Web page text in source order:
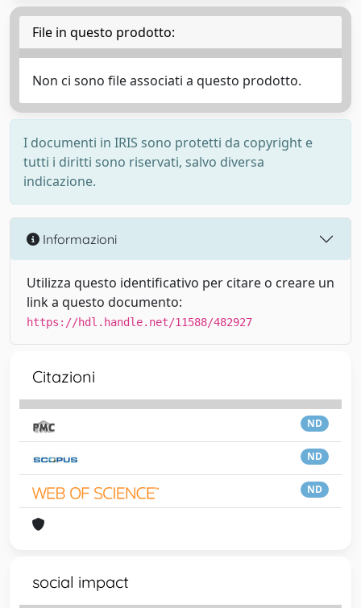
File in questo prodotto:
Non ci sono file associati a questo prodotto.
I documenti in IRIS sono protetti da copyright e
tutti i diritti sono riservati, salvo diversa
indicazione.
Informazioni
Utilizza questo identificativo per citare o creare un
link a questo documento:
https://hdl.handle.net/11588/482927
Citazioni
ND
ND
ND
social impact